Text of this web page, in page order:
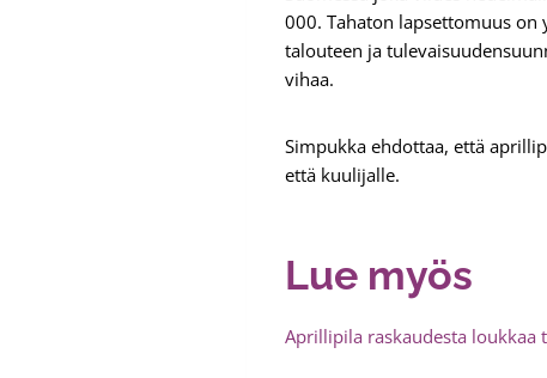
000. Tahaton lapsettomuus
talouteen ja
vihaa.
Simpukka ehdottaa, että
että kuulijalle.
Lue myös
Aprillipila raskaudesta loukkaa